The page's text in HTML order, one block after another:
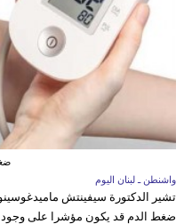
واشنطن ـ لبنان اليوم
تشير الدكتورة سيفينتش
ضغط الدم قد يكون مؤشرا على وجود